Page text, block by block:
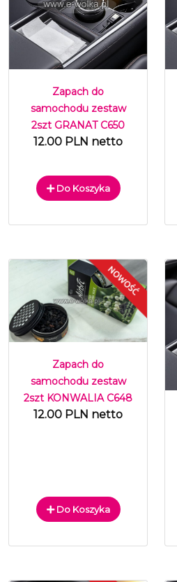
Zapach do
samochodu zestaw
2szt GRANAT C650
12.00 PLN netto
Do Koszyka
Zapach do
samochodu zestaw
2szt KONWALIA C648
12.00 PLN netto
Do Koszyka